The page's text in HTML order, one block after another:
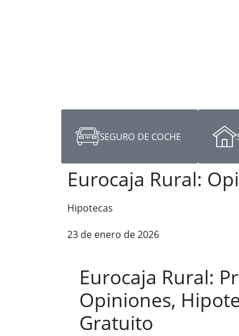
SEGURO DE COCHE
Eurocaja Rural:
Hipotecas
23 de enero de 2026
Eurocaja Rural:
Opiniones,
Gratuito